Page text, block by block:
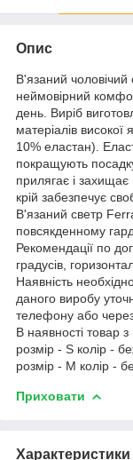
Опис
В'язаний
неймовірний
день. Виріб
матеріалів
10% еластан).
покращують
прилягає і
крій забезпечує
В'язаний светр
повсякденному
Рекомендації по
градусів,
Наявність
даного виробу
телефону або
В наявності товар
розмір - S колір -
розмір - M колір -
Приховати
Характеристики